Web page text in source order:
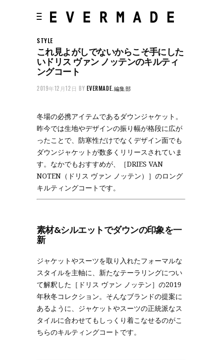
STYLE
これ見よがしでないからこそ手にした
いドリス ヴァン ノッテンのキルティ
ングコート
2019年12月12日 BY EVERMADE.編集部
冬場の必携アイテムであるダウンジャケット。
昨今では生地やデザインの振り幅が格段に広が
ったことで、防寒性だけでなくデザイン面でも
ダウンジャケットが数多くリリースされていま
す。なかでもおすすめが、［DRIES VAN
NOTEN（ドリス ヴァン ノッテン）］のロング
キルティングコートです。
素材&シルエットでダウンの印象を一
新
ジャケットやスーツを取り入れたフォーマルな
スタイルを主軸に、新たなテーラリングについ
て解釈した［ドリス ヴァン ノッテン］の2019
年秋冬コレクション。そんなブランドの提案に
あるように、ジャケットやスーツの正統派なス
タイルに合わせてもしっくり着こなせるのがこ
ちらのキルティングコートです。